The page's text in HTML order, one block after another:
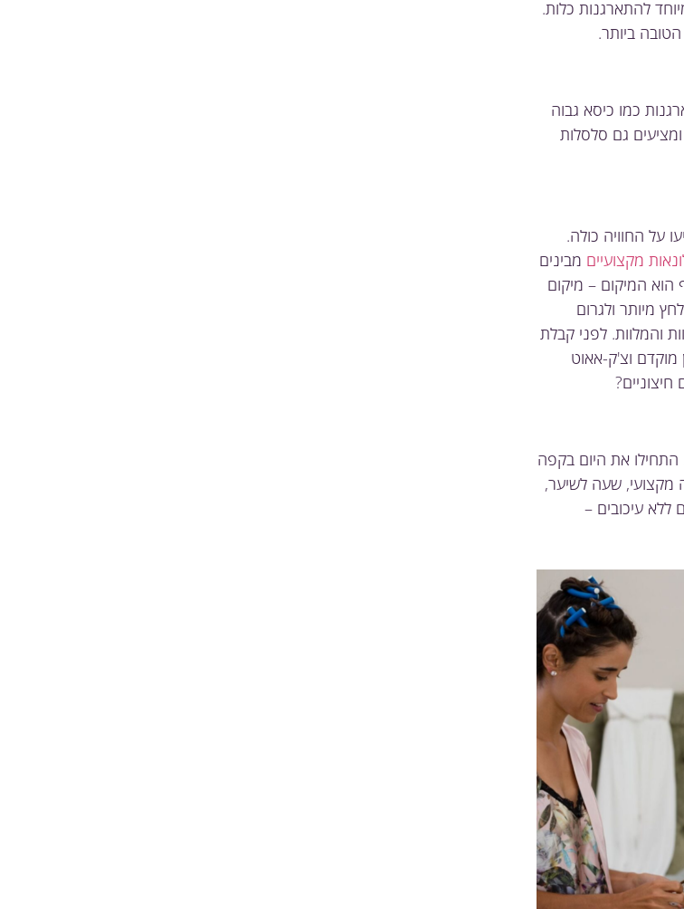
להתארגנות כלות.
ביותר.
כמו כיסא גבוה
גם סלסלות
על החוויה כולה.
מקצועיים מבינים
המיקום – מיקום
מיותר ולגרום
והמלוות. לפני קבלת
מוקדם וצ'ק-אאוט
התחילו את היום בקפה
מקצועי, שעה לשיער,
ללא עיכובים –